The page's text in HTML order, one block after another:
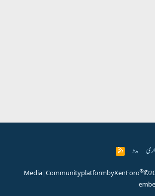
مدد
R
S
Community platform by XenForo®©
|
Media